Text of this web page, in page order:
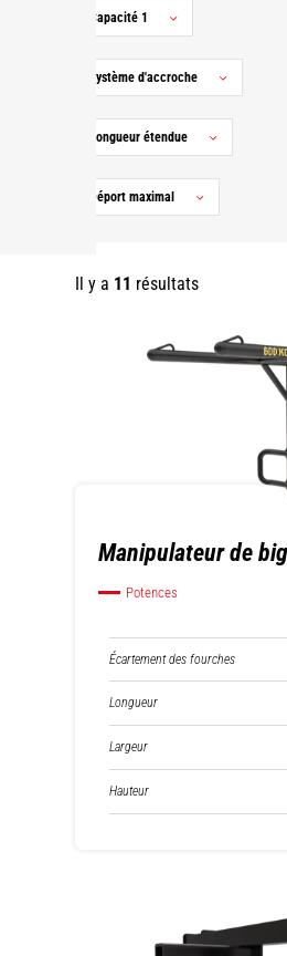
Capacité 1
Système d'accroche
Longueur étendue
Déport maximal
Il y a 11 résultats
Manipulateur de
Potences
Écartement des fourches
Longueur
Largeur
Hauteur